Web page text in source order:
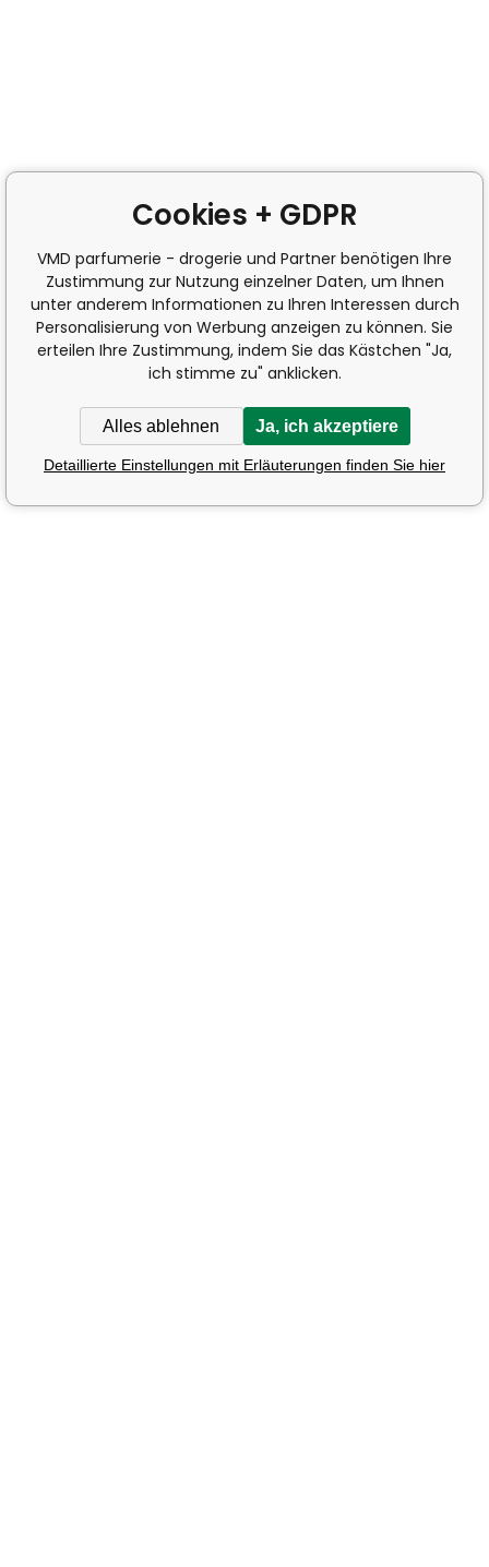
Cookies + GDPR
VMD parfumerie - drogerie und Partner benötigen Ihre
Zustimmung zur Nutzung einzelner Daten, um Ihnen
unter anderem Informationen zu Ihren Interessen durch
Personalisierung von Werbung anzeigen zu können. Sie
erteilen Ihre Zustimmung, indem Sie das Kästchen "Ja,
ich stimme zu" anklicken.
Alles ablehnen Ja, ich akzeptiere
Detaillierte Einstellungen mit Erläuterungen finden Sie hier